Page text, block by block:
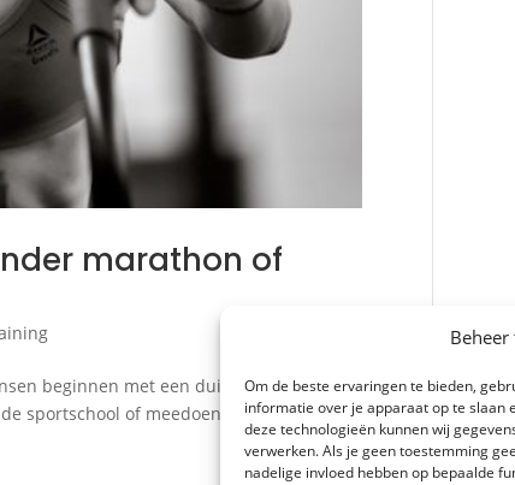
Om de beste ervaringen te bieden,
informatie over je apparaat op te slaan
deze technologieën kunnen wij
verwerken. Als je geen toestemming
nadelige invloed hebben op bepaalde
marathon of
beginnen met een duidelijk sportdoel
sportschool of meedoen aan een hyrox.